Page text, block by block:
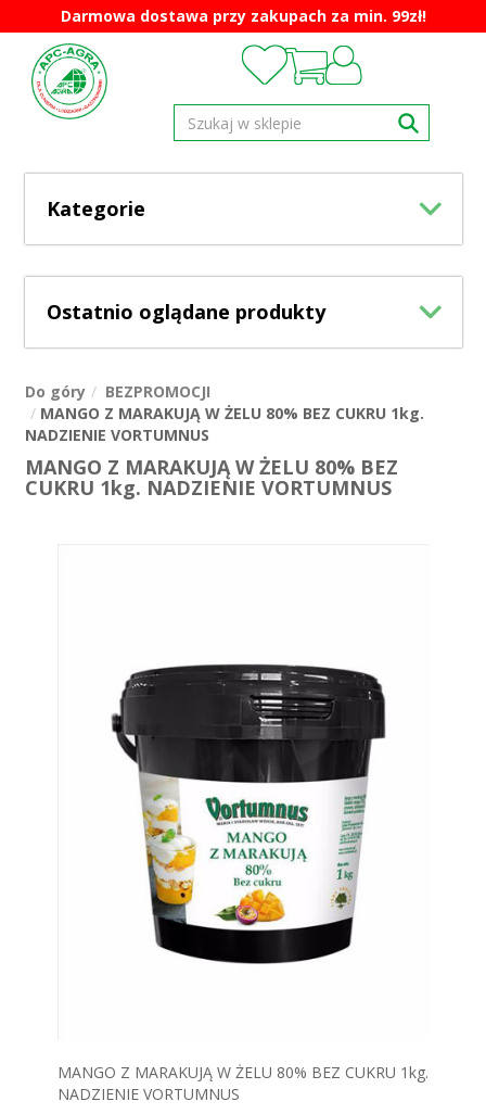
Darmowa dostawa przy zakupach za min. 99zł!
Kategorie
Ostatnio oglądane produkty
Do góry
BEZPROMOCJI
MANGO Z MARAKUJĄ W ŻELU 80% BEZ CUKRU 1kg.
NADZIENIE VORTUMNUS
MANGO Z MARAKUJĄ W ŻELU 80% BEZ
CUKRU 1kg. NADZIENIE VORTUMNUS
MANGO Z MARAKUJĄ W ŻELU 80% BEZ CUKRU 1kg.
NADZIENIE VORTUMNUS